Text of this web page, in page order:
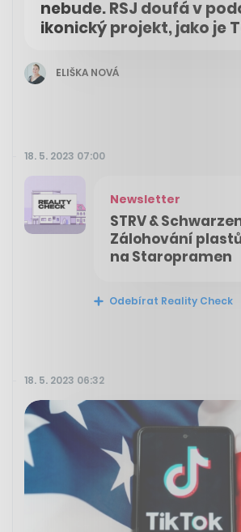
nebude. RSJ doufá v
ikonický projekt, jako je
ELIŠKA NOVÁ
18. 5. 2023 07:00
Newsletter
STRV &
Zálohování
na Staropramen
Odebírat Reality Check
18. 5. 2023 06:32